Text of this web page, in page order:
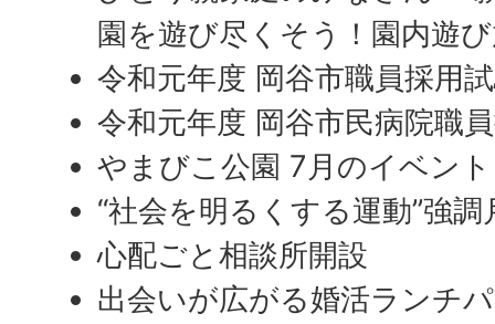
園を遊び尽くそう！園内遊
令和元年度 岡谷市職員採用
令和元年度 岡谷市民病院職
やまびこ公園 7月のイベント
“社会を明るくする運動”強調
心配ごと相談所開設
出会いが広がる婚活ランチ